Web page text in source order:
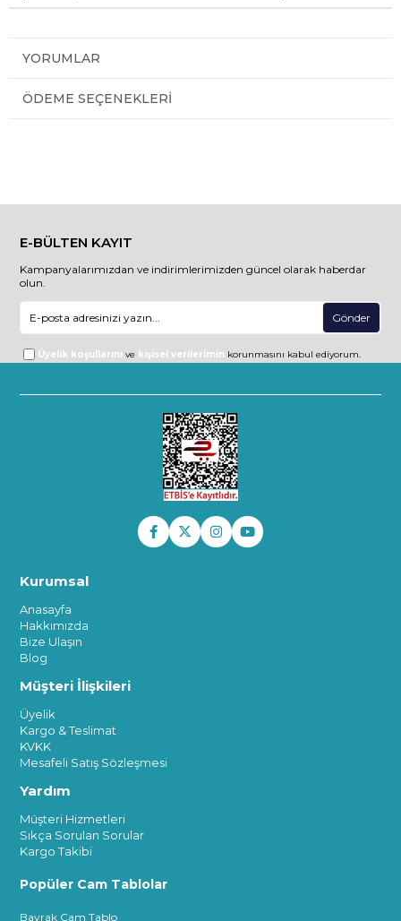
YORUMLAR
ÖDEME SEÇENEKLERI
E-BÜLTEN KAYIT
Kampanyalarımızdan ve indirimlerimizden güncel olarak haberdar
olun.
Gönder
Üyelik koşullarını ve kişisel verilerimin korunmasını kabul ediyorum.
Kurumsal
Anasayfa
Hakkımızda
Bize Ulaşın
Blog
Müşteri İlişkileri
Üyelik
Kargo & Teslimat
KVKK
Mesafeli Satış Sözleşmesi
Yardım
Müşteri Hizmetleri
Sıkça Sorulan Sorular
Kargo Takibi
Popüler Cam Tablolar
Bayrak Cam Tablo